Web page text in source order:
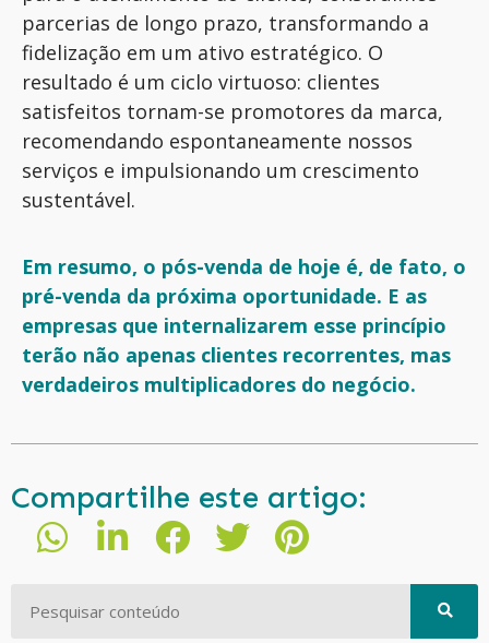
parcerias de longo prazo, transformando a
fidelização em um ativo estratégico. O
resultado é um ciclo virtuoso: clientes
satisfeitos tornam-se promotores da marca,
recomendando espontaneamente nossos
serviços e impulsionando um crescimento
sustentável.
Em resumo, o pós-venda de hoje é, de fato, o
pré-venda da próxima oportunidade. E as
empresas que internalizarem esse princípio
terão não apenas clientes recorrentes, mas
verdadeiros multiplicadores do negócio.
Compartilhe este artigo: